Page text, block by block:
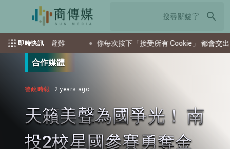
search
即時快訊
民眾避難 你每次按下「接受所有 Cookie」 都會交出多少個
合作媒體
警政時報 2 years ago
天籟美聲為國爭光！ 南
投2校星國參賽勇奪金